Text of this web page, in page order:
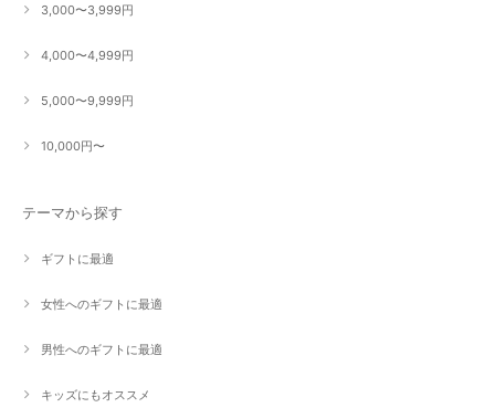
3,000〜3,999円
4,000〜4,999円
5,000〜9,999円
10,000円〜
テーマから探す
ギフトに最適
女性へのギフトに最適
男性へのギフトに最適
キッズにもオススメ